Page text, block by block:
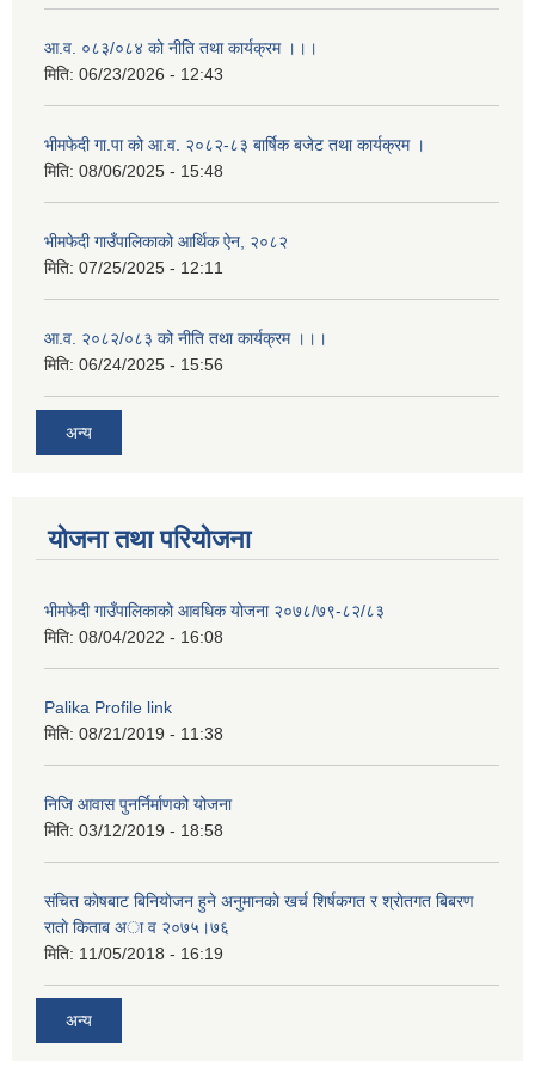
आ.व. ०८३/०८४ को नीति तथा कार्यक्रम ।।।
मिति: 06/23/2026 - 12:43
भीमफेदी गा.पा को आ.व. २०८२-८३ बार्षिक बजेट तथा कार्यक्रम ।
मिति: 08/06/2025 - 15:48
भीमफेदी गाउँपालिकाको आर्थिक ऐन, २०८२
मिति: 07/25/2025 - 12:11
आ.व. २०८२/०८३ को नीति तथा कार्यक्रम ।।।
मिति: 06/24/2025 - 15:56
अन्य
योजना तथा परियोजना
भीमफेदी गाउँपालिकाको आवधिक योजना २०७८/७९-८२/८३
मिति: 08/04/2022 - 16:08
Palika Profile link
मिति: 08/21/2019 - 11:38
निजि आवास पुनर्निर्माणको योजना
मिति: 03/12/2019 - 18:58
संचित काेषबाट बिनियाेजन हुने अनुमानकाे खर्च शिर्षकगत र श्राेतगत बिबरण
राताे किताब अा‍ व २‍०७५।७६
मिति: 11/05/2018 - 16:19
अन्य